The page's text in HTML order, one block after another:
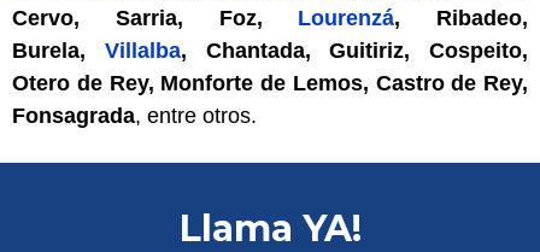
Cervo, Sarria, Foz,
Lourenzá, Ribadeo,
Burela,
Villalba, Chantada, Guitiriz, Cospeito,
Otero de Rey, Monforte de Lemos, Castro de Rey,
Fonsagrada, entre otros.
Llama YA!